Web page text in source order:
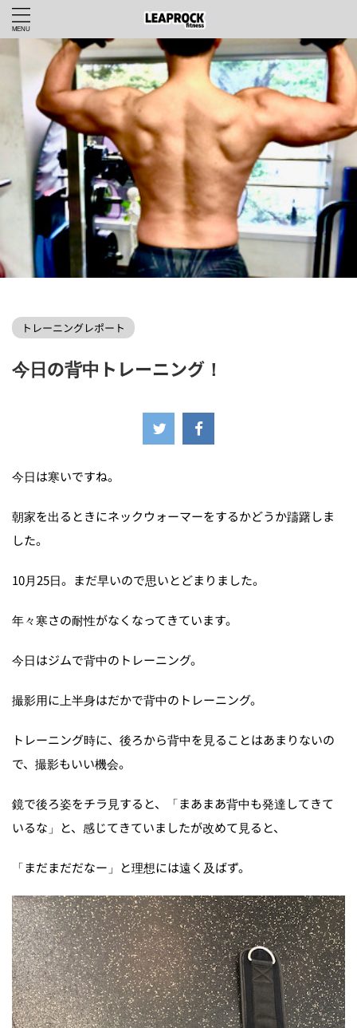
トレーニングレポート
今日の背中トレーニング！
今日は寒いですね。
朝家を出るときにネックウォーマーをするかどうか躊躇しま
した。
10月25日。まだ早いので思いとどまりました。
年々寒さの耐性がなくなってきています。
今日はジムで背中のトレーニング。
撮影用に上半身はだかで背中のトレーニング。
トレーニング時に、後ろから背中を見ることはあまりないの
で、撮影もいい機会。
鏡で後ろ姿をチラ見すると、「まあまあ背中も発達してきて
いるな」と、感じてきていましたが改めて見ると、
「まだまだだなー」と理想には遠く及ばず。